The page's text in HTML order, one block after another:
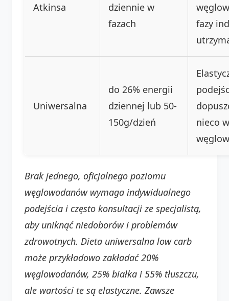
Atkinsa
dziennie w
fazach
fazy
Uniwersalna
do 26% energii
dziennej lub 50-
150g/dzień
nieco
Brak jednego, oficjalnego poziomu
węglowodanów wymaga indywidualnego
podejścia i często konsultacji ze specjalistą,
aby uniknąć niedoborów i problemów
zdrowotnych. Dieta uniwersalna low carb
może przykładowo zakładać 20%
węglowodanów, 25% białka i 55% tłuszczu,
ale wartości te są elastyczne. Zawsze